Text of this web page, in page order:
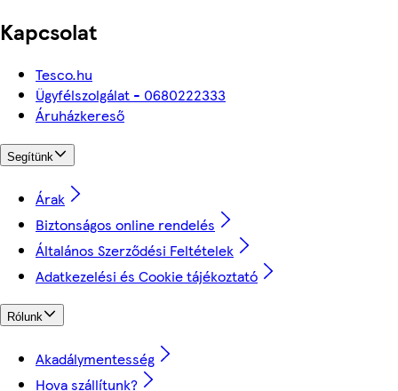
Kapcsolat
Tesco.hu
Ügyfélszolgálat - 0680222333
Áruházkereső
Segítünk
Árak
Biztonságos online rendelés
Általános Szerződési Feltételek
Adatkezelési és Cookie tájékoztató
Rólunk
Akadálymentesség
Hova szállítunk?